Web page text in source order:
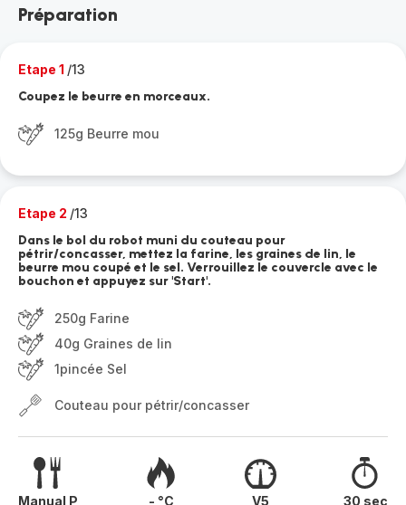
Préparation
Etape 1 /13
Coupez le beurre en morceaux.
125g Beurre mou
Etape 2 /13
Dans le bol du robot muni du couteau pour
pétrir/concasser, mettez la farine, les graines de lin, le
beurre mou coupé et le sel. Verrouillez le couvercle avec le
bouchon et appuyez sur 'Start'.
250g Farine
40g Graines de lin
1pincée Sel
Couteau pour pétrir/concasser
Manual P - °C V5 30 sec